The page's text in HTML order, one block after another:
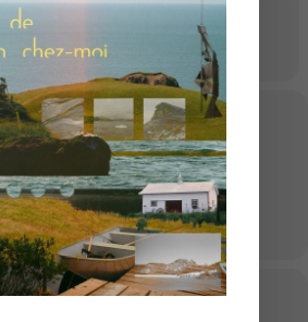
23 h 59 min (GMT+00:00)